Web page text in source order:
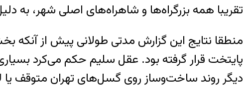
تقریبا همه بزرگراه‌ها و شاهراه‌های اصلی شهر، به
منطقا نتایج این گزارش مدتی طولانی پیش از
پایتخت قرار گرفته بود. عقل سلیم حکم می‌کرد
دیگر روند ساخت‌وساز روی گسل‌های تهران متوقف